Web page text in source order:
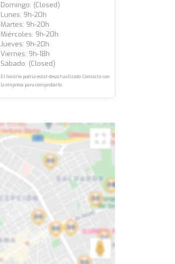
Domingo: (closed)
Lunes: 9h-20h
Martes: 9h-20h
Miércoles: 9h-20h
Jueves: 9h-20h
Viernes: 9h-18h
Sábado: (closed)
El horario podría estar desactualizado. Contacta con
la empresa para comprobarlo.